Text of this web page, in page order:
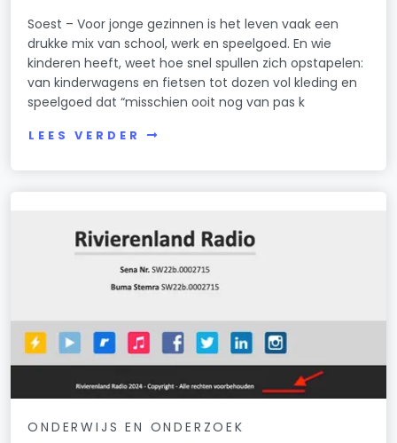
Soest – Voor jonge gezinnen is het leven vaak een
drukke mix van school, werk en speelgoed. En wie
kinderen heeft, weet hoe snel spullen zich opstapelen:
van kinderwagens en fietsen tot dozen vol kleding en
speelgoed dat “misschien ooit nog van pas k
LEES VERDER
ONDERWIJS EN ONDERZOEK